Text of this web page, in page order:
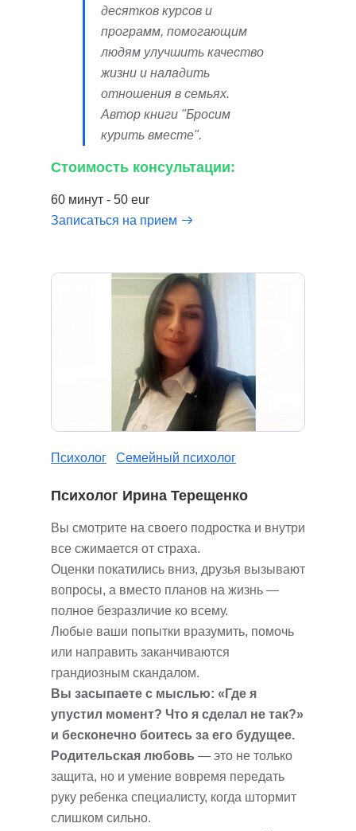
десятков курсов и
программ, помогающим
людям улучшить качество
жизни и наладить
отношения в семьях.
Автор книги "Бросим
курить вместе".
Стоимость консультации:
60 минут - 50 eur
Записаться на прием
Психолог Семейный психолог
Психолог Ирина Терещенко
Вы смотрите на своего подростка и внутри
все сжимается от страха.
Оценки покатились вниз, друзья вызывают
вопросы, а вместо планов на жизнь —
полное безразличие ко всему.
Любые ваши попытки вразумить, помочь
или направить заканчиваются
грандиозным скандалом.
Вы засыпаете с мыслью: «Где я
упустил момент? Что я сделал не так?»
и бесконечно боитесь за его будущее.
Родительская любовь — это не только
защита, но и умение вовремя передать
руку ребенка специалисту, когда штормит
слишком сильно.